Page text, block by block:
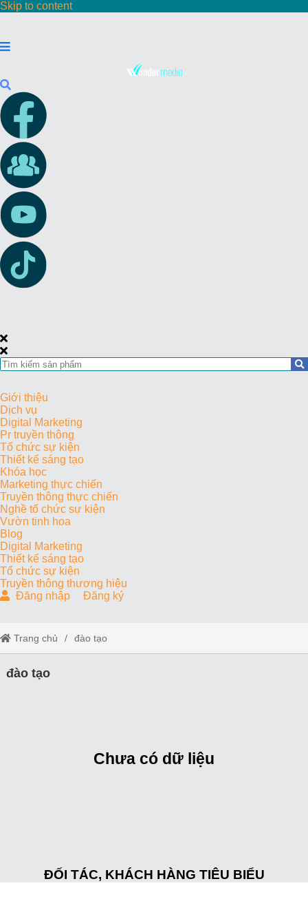
Skip to content
Giới thiệu
Dịch vụ
Digital Marketing
Pr truyền thông
Tổ chức sự kiện
Thiết kế sáng tạo
Khóa học
Marketing thực chiến
Truyền thông thực chiến
Nghề tổ chức sự kiện
Vườn tinh hoa
Blog
Digital Marketing
Thiết kế sáng tạo
Tổ chức sự kiện
Truyền thông thương hiệu
Đăng nhập
Đăng ký
Trang chủ đào tạo
đào tạo
Chưa có dữ liệu
ĐỐI TÁC, KHÁCH HÀNG TIÊU BIỂU